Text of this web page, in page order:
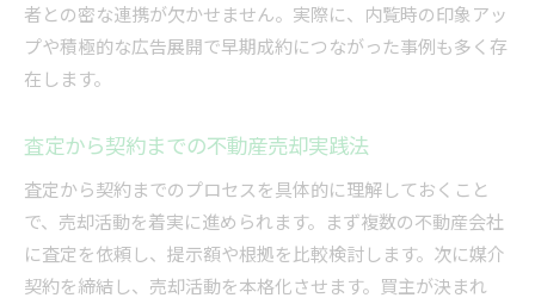
者との密な連携が欠かせません。実際に、内覧時の印象アッ
プや積極的な広告展開で早期成約につながった事例も多く存
在します。
査定から契約までの不動産売却実践法
査定から契約までのプロセスを具体的に理解しておくこと
で、売却活動を着実に進められます。まず複数の不動産会社
に査定を依頼し、提示額や根拠を比較検討します。次に媒介
契約を締結し、売却活動を本格化させます。買主が決まれ